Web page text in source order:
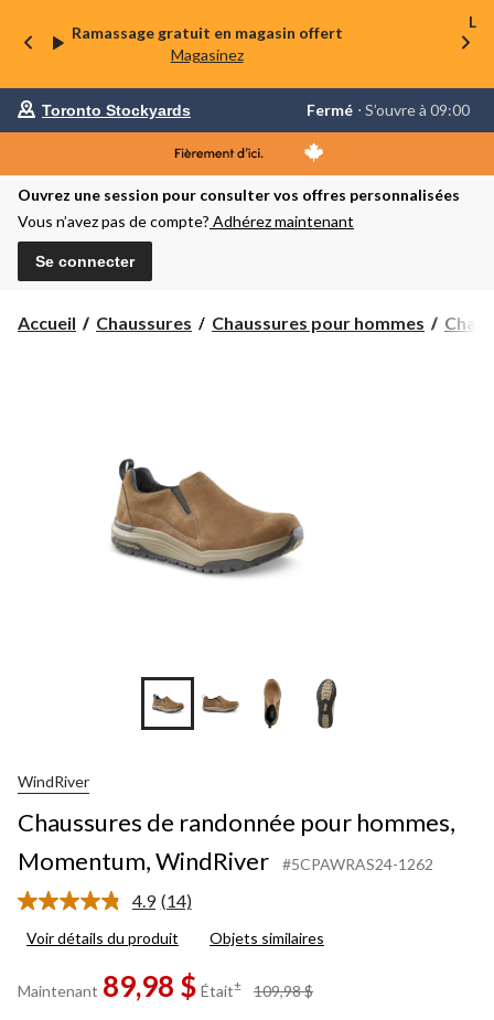
Ramassage gratuit en magasin offert
Magasinez
La
est
Toronto
Stockyards,
courament
Fermé,
cliquer
pour
Toronto Stockyards Fermé ⋅ S’ouvre à 09:00
Ouvrez une session pour consulter vos offres personnalisées
Vous n’avez pas de compte? Adhérez maintenant
Se connecter
Accueil Chaussures Chaussures pour hommes
WindRiver
Chaussures de randonnée pour hommes,
Momentum, WindRiver
#5CPAWRAS24-1262
4.9 Lire
14
Lien
vers
(14)
Voir détails du produit Objets similaires
Maintenant 89,98 $ Était± 109,98 $